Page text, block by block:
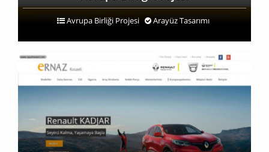
Avrupa Birliği Projesi Arayüz Tasarımı